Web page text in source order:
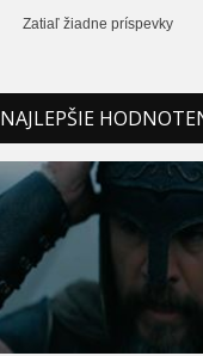
Zatiaľ žiadne príspevky
NAJLEPŠIE